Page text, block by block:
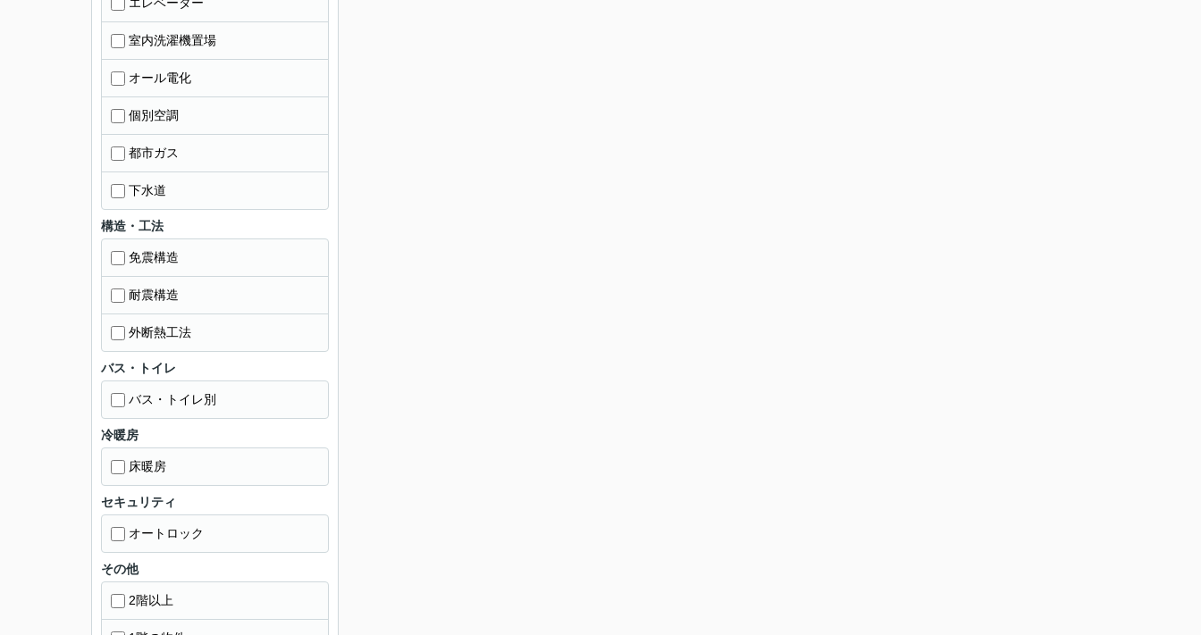
室内洗濯機置場
オール電化
個別空調
都市ガス
下水道
構造・工法
免震構造
耐震構造
外断熱工法
バス・トイレ
バス・トイレ別
冷暖房
床暖房
セキュリティ
オートロック
その他
2階以上